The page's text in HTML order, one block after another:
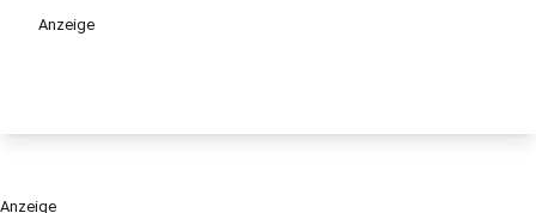
Anzeige
Anzeige